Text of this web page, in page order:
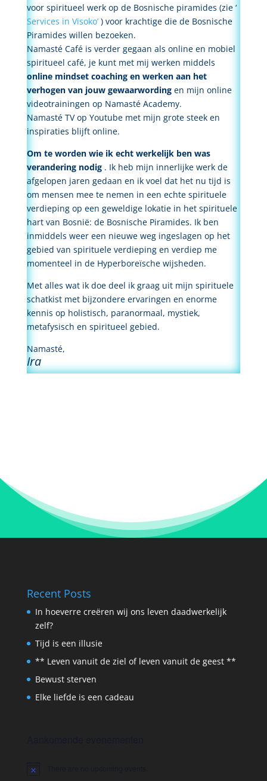
voor spiritueel werk op de Bosnische piramides (zie ‘
Services in Visoko’) voor krachtige die de Bosnische
Piramides willen bezoeken.
Namasté Café is verder gegaan als online en mobiel
spiritueel café, je kunt met mij werken middels
online mindset coaching en werken aan het
verhogen van jouw gewaarwordingen mijn online
videotrainingen op Namasté Academy.
Namasté TV op Youtube met mijn grote steek en
inspiraties blijft online.
Om te worden wie ik echt werkelijk ben was
verandering nodig. Ik heb mijn innerlijke werk de
afgelopen jaren gedaan en ik voel dat het nu tijd is
om mensen mee te nemen in een echte spirituele
verdieping op een geweldige lokatie in het spirituele
hart van Bosnië: de Bosnische Piramides. Ik ben
inmiddels weer een nieuwe weg ingeslagen op het
gebied van spirituele verdieping en verdiep me
momenteel in de Hyperboreïsche wijsheden.
Met alles wat ik doe deel ik graag uit mijn spirituele
schatkist met bijzondere ervaringen en enorme
kennis op holistisch, paranormaal, mystiek,
metafysisch en spiritueel gebied.
Namasté,
Ira
Recent Posts
In hoeverre creëren wij ons leven daadwerkelijk
zelf?
Tijd is een illusie
** Leven vanuit de ziel of leven vanuit de geest **
Bewust sterven
Elke liefde is een cadeau
Notice